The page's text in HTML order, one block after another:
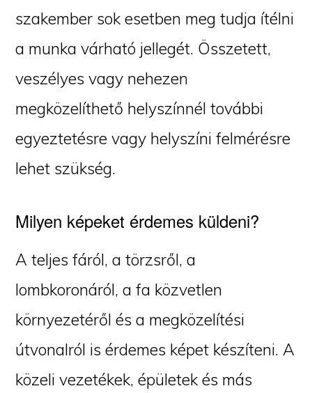
szakember sok esetben meg tudja ítélni
a munka várható jellegét. Összetett,
veszélyes vagy nehezen
megközelíthető helyszínnél további
egyeztetésre vagy helyszíni felmérésre
lehet szükség.
Milyen képeket érdemes küldeni?
A teljes fáról, a törzsről, a
lombkoronáról, a fa közvetlen
környezetéről és a megközelítési
útvonalról is érdemes képet készíteni. A
közeli vezetékek, épületek és más